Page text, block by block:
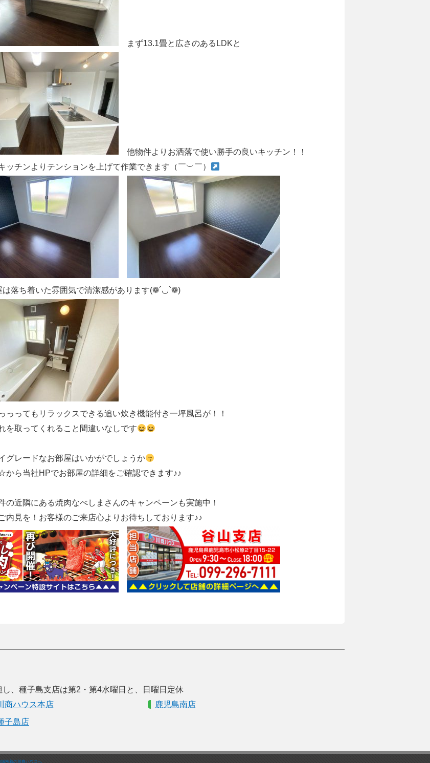
まず13.1畳と広さのあるLDKと
他物件よりお洒落で使い勝手の良いキッチン！！
ッチンよりテンションを上げて作業できます（￣︶￣）
は落ち着いた雰囲気で清潔感があります(❁´◡`❁)
っってもリラックスできる追い炊き機能付き一坪風呂が！！
を取ってくれること間違いなしです
グレードなお部屋はいかがでしょうか
から当社HPでお部屋の詳細をご確認できます♪♪
の近隣にある焼肉なべしまさんのキャンペーンも実施中！
内見を！お客様のご来店心よりお待ちしております♪♪
、種子島支店は第2・第4水曜日と、日曜日定休
商ハウス本店
鹿児島南店
子島店
域密着の川商ハウスへ